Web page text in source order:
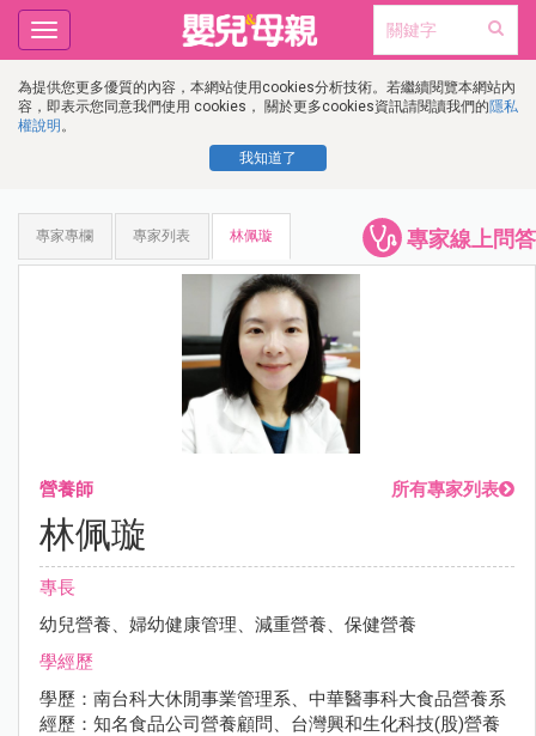
為提供您更多優質的內容，本網站使用cookies分析技術。若繼續閱覽本網站內
容，即表示您同意我們使用 cookies， 關於更多cookies資訊請閱讀我們的隱私
權說明 。
我知道了
Toggle
navigation
專家線上問答
專家專欄 專家列表 林佩璇
營養師 所有專家列表
林佩璇
專長
幼兒營養、婦幼健康管理、減重營養、保健營養
學經歷
學歷：南台科大休閒事業管理系、中華醫事科大食品營養系
經歷：知名食品公司營養顧問、台灣興和生化科技(股)營養